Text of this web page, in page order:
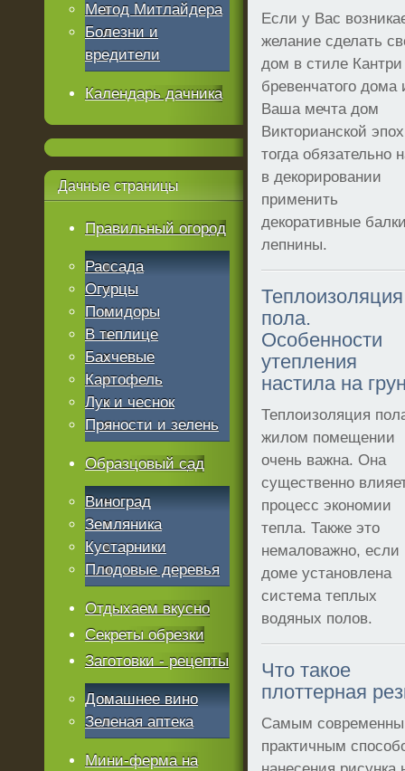
Если у Вас
желание сделать
дом в стиле Кантри
бревенчатого дома
Ваша мечта дом
Викторианской
тогда обязательно
в декорировании
применить
декоративные
лепнины.
Теплоизоляция
пола.
Особенности
утепления
настила на
Теплоизоляция
жилом помещении
очень важна. Она
существенно
процесс экономии
тепла. Также это
немаловажно, если
доме установлена
система теплых
водяных полов.
Что такое
плоттерная
Самым
практичным
Метод Митлайдера
Болезни и
вредители
Календарь дачника
Дачные страницы
Правильный огород
Рассада
Огурцы
Помидоры
В теплице
Бахчевые
Картофель
Лук и чеснок
Пряности и зелень
Образцовый сад
Виноград
Земляника
Кустарники
Плодовые деревья
Отдыхаем вкусно
Секреты обрезки
Заготовки - рецепты
Домашнее вино
Зеленая аптека
Мини-ферма на